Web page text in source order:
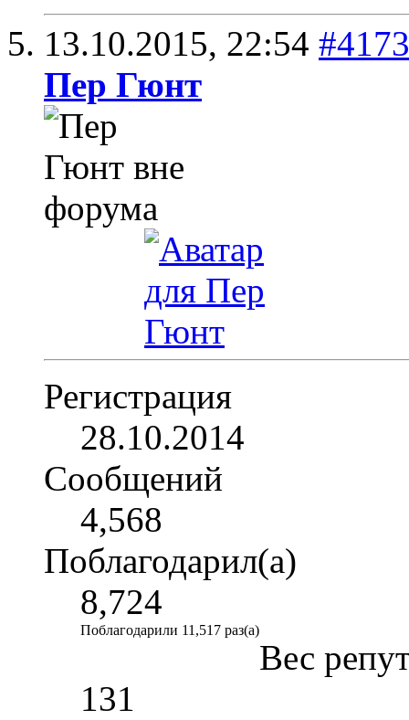
13.10.2015, 22:54 #4173
Пер Гюнт
Регистрация
28.10.2014
Сообщений
4,568
Поблагодарил(а)
8,724
Поблагодарили 11,517 раз(а)
Вес
131